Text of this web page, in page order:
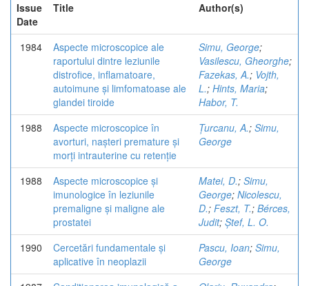
Issue
Date
Title Author(s)
1984
Aspecte microscopice ale
raportului dintre leziunile
distrofice, inflamatoare,
autoimune și limfomatoase ale
glandei tiroide
Simu, George;
Vasilescu, Gheorghe;
Fazekas, A.; Vojth,
L.; Hints, Maria;
Habor, T.
1988
Aspecte microscopice în
avorturi, nașteri premature și
morți intrauterine cu retenție
Țurcanu, A.; Simu,
George
1988
Aspecte microscopice și
imunologice în leziunile
premaligne și maligne ale
prostatei
Matei, D.; Simu,
George; Nicolescu,
D.; Feszt, T.; Bérces,
Judit; Ștef, L. O.
1990
Cercetări fundamentale și
aplicative în neoplazii
Pascu, Ioan; Simu,
George